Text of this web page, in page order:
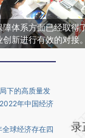
障体系方面已经取得
创新进行有效的对接
下的高质量发
年中国经济
球经济存在四
录